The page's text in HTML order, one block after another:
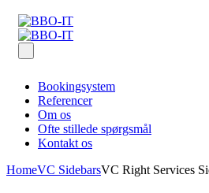
Bookingsystem
Referencer
Om os
Ofte stillede spørgsmål
Kontakt os
HomeVC SidebarsVC Right Services